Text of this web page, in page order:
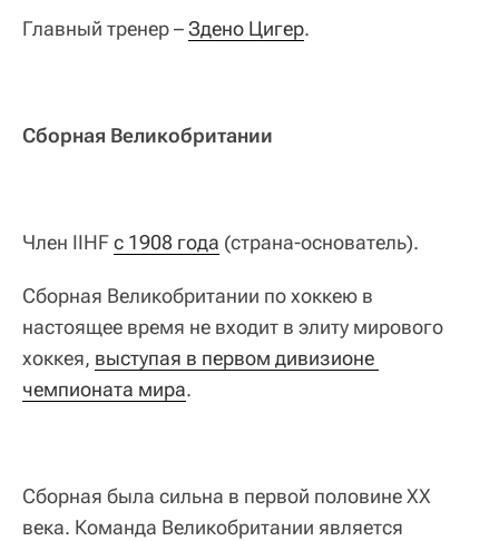
Главный тренер –Здено Цигер.
Сборная Великобритании
Член IIHFс 1908 года (страна-основатель).
Сборная Великобритании по хоккею в
настоящее время не входит в элиту мирового
хоккея, выступая в первом дивизионе
чемпионата мира.
Сборная была сильна в первой половине XX
века. Команда Великобритании является